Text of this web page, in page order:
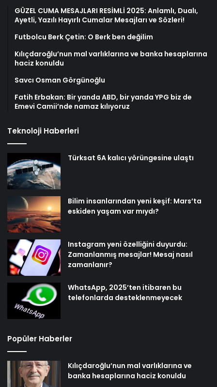
GÜZEL CUMA MESAJLARI RESİMLİ 2025: Anlamlı, Dualı,
Ayetli, Yazılı Hayırlı Cumalar Mesajları ve Sözleri!
Futbolcu Berk Çetin: O Berk ben değilim
Kılıçdaroğlu’nun mal varlıklarına ve banka hesaplarına
haciz konuldu
Savcı Osman Görgünoğlu
Fatih Erbakan: Bir yanda ABD, bir yanda YPG biz de
Emevi Camii’nde namaz kılıyoruz
Teknoloji Haberleri
Türksat 6A kalıcı yörüngesine ulaştı
Bilim insanlarından yeni keşif: Mars’ta
eskiden yaşam var mıydı?
Instagram yeni özelliğini duyurdu:
Zamanlanmış mesajlar! Mesaj nasıl
zamanlanır?
WhatsApp, 2025’ten itibaren bu
telefonlarda desteklenmeyecek
Popüler Haberler
Kılıçdaroğlu’nun mal varlıklarına ve
banka hesaplarına haciz konuldu